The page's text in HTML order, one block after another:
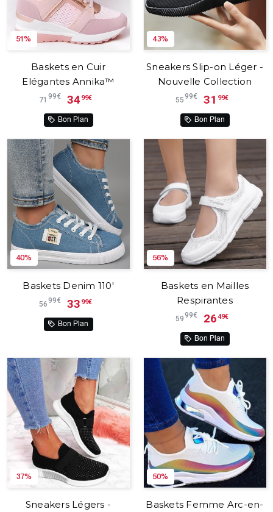
51%
Baskets en Cuir
Elégantes Annika™
71 99€ 34 99€
Bon Plan
43%
Sneakers Slip-on Léger -
Nouvelle Collection
5599€ 31 99€
Bon Plan
40%
Baskets Denim 110'
5699€ 33 99€
Bon Plan
56%
Baskets en Mailles
Respirantes
5999€ 2649€
Bon Plan
37%
Sneakers Légers -
50%
Baskets Femme Arc-en-